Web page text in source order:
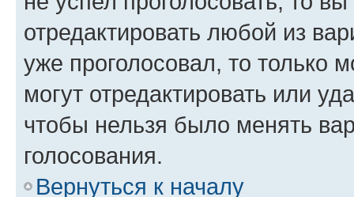
отредактировать любой из
уже проголосовал, то только
могут отредактировать или
чтобы нельзя было менять
голосования.
Вернуться к началу